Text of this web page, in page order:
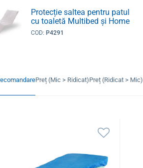
Protecție saltea pentru patul
cu toaletă Multibed și Home
COD: P4291
Preț (Mic > Ridicat)Preț (Ridicat > Mic)